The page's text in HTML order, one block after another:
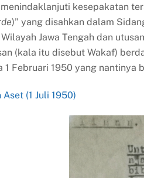
kesepakatan
)” yang disahkan dalam
Jawa Tengah dan
(kala itu disebut Wakaf)
1 Februari 1950 yang
Aset (1 Juli 1950)